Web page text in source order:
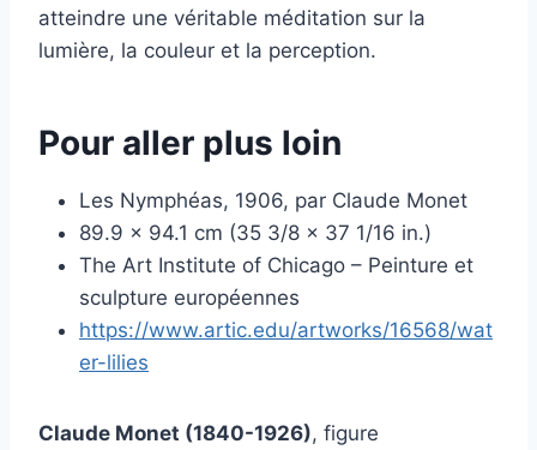
atteindre une véritable méditation sur la
lumière, la couleur et la perception.
Pour aller plus loin
Les Nymphéas, 1906, par Claude Monet
89.9 × 94.1 cm (35 3/8 × 37 1/16 in.)
The Art Institute of Chicago – Peinture et
sculpture européennes
https://www.artic.edu/artworks/16568/wat
er-lilies
Claude Monet (1840-1926), figure